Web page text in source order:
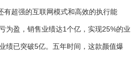
有超强的互联网模式和高效的执行能
为盈，销售业绩达1个亿，实现25%的业
绩已突破5亿。五年时间，这款颜值爆